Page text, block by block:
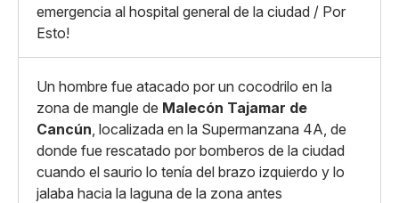
emergencia al hospital general de la ciudad / Por
Esto!
Un hombre fue atacado por un cocodrilo en la
zona de mangle de Malecón Tajamar de
Cancún, localizada en la Supermanzana 4A, de
donde fue rescatado por bomberos de la ciudad
cuando el saurio lo tenía del brazo izquierdo y lo
jalaba hacia la laguna de la zona antes